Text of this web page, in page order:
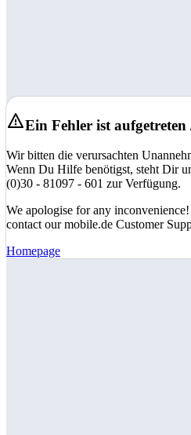
Ein Fehler ist
Wir bitten die verursachten
Wenn Du Hilfe benötigst, steht Dir
(0)30 - 81097 - 601 zur Verfügung.
We apologise for any
contact our mobile.de Customer
Homepage